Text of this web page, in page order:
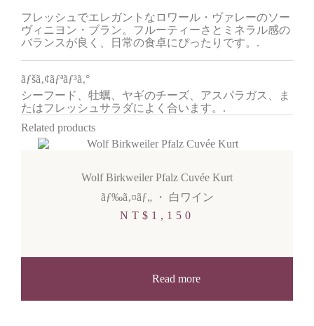
フレッシュでエレガントなロワール・ヴァレーのソー
ヴィニヨン・ブラン。フルーティーさとミネラル感の
バランスが良く、日常の食卓にぴったりです。.
ãƒšã‚¢ãƒªãƒ³ã‚°
シーフード、牡蠣、ヤギのチーズ、アスパラガス、ま
たはフレッシュサラダによく合います。.
Related products
Wolf Birkweiler Pfalz Cuvée Kurt
ãƒ‰ã‚¤ãƒ„ ・ 白ワイン
NT$ 1,150
Read more